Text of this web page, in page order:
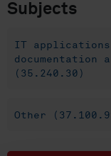
Subjects
IT
documentation
(35.240.30)
Other